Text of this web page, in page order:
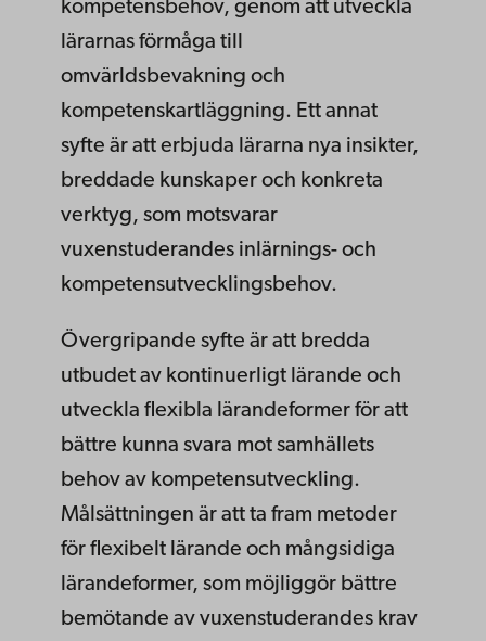
kompetensbehov, genom att utveckla
lärarnas förmåga till
omvärldsbevakning och
kompetenskartläggning. Ett annat
syfte är att erbjuda lärarna nya insikter,
breddade kunskaper och konkreta
verktyg, som motsvarar
vuxenstuderandes inlärnings- och
kompetensutvecklingsbehov.
Övergripande syfte är att bredda
utbudet av kontinuerligt lärande och
utveckla flexibla lärandeformer för att
bättre kunna svara mot samhällets
behov av kompetensutveckling.
Målsättningen är att ta fram metoder
för flexibelt lärande och mångsidiga
lärandeformer, som möjliggör bättre
bemötande av vuxenstuderandes krav